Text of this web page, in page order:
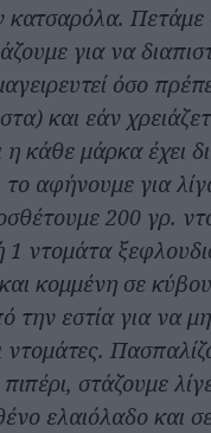
κατσαρόλα. Πετάμε
για να
όσο
και εάν
η κάθε μάρκα έχει
αφήνουμε για
200 γρ.
ντομάτα
κομμένη σε
την εστία για να
ντομάτες.
στάζουμε
ελαιόλαδο και